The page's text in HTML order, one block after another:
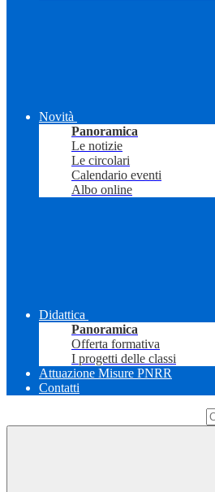
Novità
Panoramica
Le notizie
Le circolari
Calendario eventi
Albo online
Didattica
Panoramica
Offerta formativa
I progetti delle classi
Attuazione Misure PNRR
Contatti